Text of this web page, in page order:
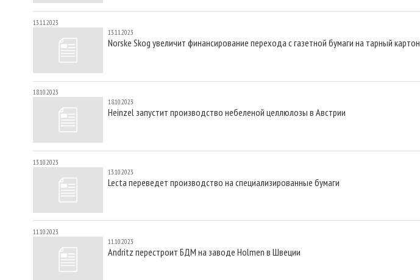
13.11.2023
13.11.2023
Norske Skog увеличит финансирование перехода с газетной бумаги на тарный картон
18.10.2023
18.10.2023
Heinzel запустит производство небеленой целлюлозы в Австрии
13.10.2023
13.10.2023
Lecta переведет производство на специализированные бумаги
11.10.2023
11.10.2023
Andritz перестроит БДМ на заводе Holmen в Швеции